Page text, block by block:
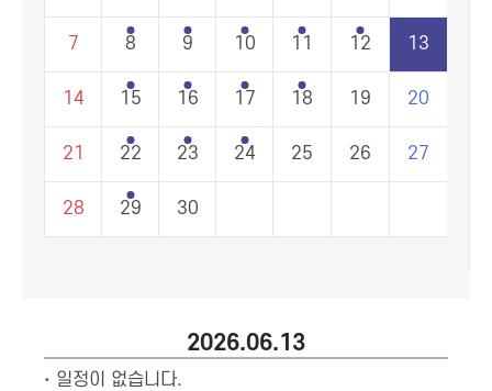
7 8 9 10 11 12 13
14 15 16 17 18 19 20
21 22 23 24 25 26 27
28 29 30
2026.06.13
일정이 없습니다.